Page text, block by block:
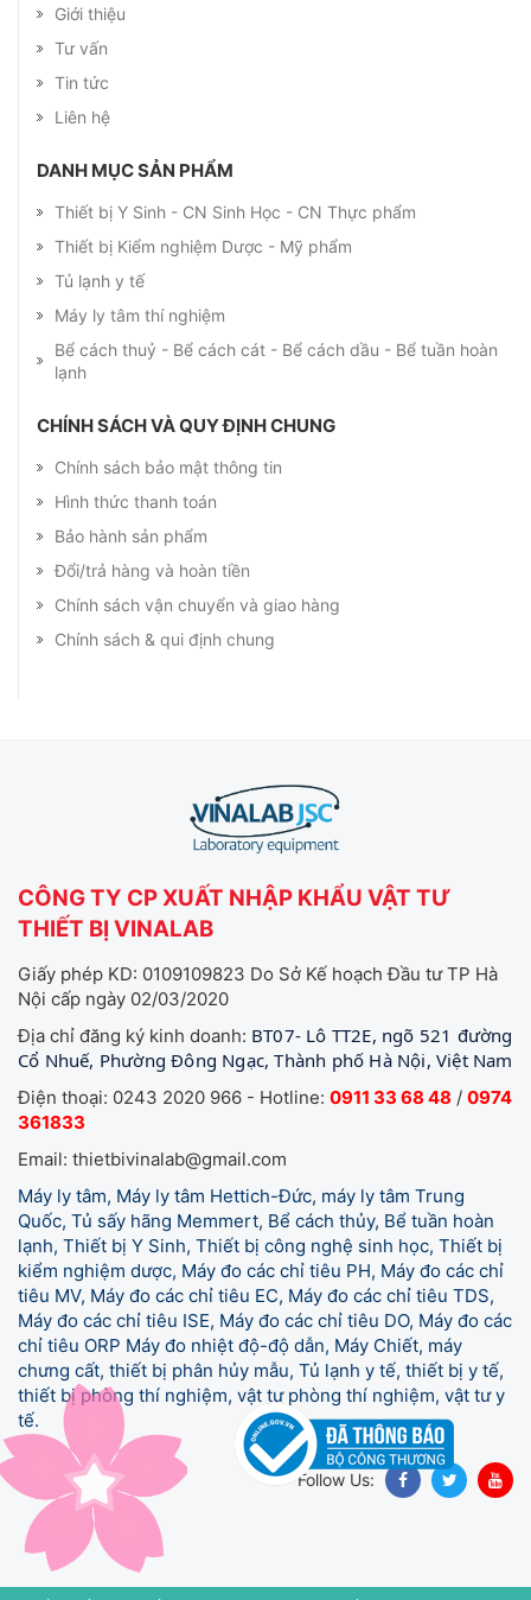
Giới thiệu
Tư vấn
Tin tức
Liên hệ
DANH MỤC SẢN PHẨM
Thiết bị Y Sinh - CN Sinh Học - CN Thực phẩm
Thiết bị Kiểm nghiệm Dược - Mỹ phẩm
Tủ lạnh y tế
Máy ly tâm thí nghiệm
Bể cách thuỷ - Bể cách cát - Bể cách dầu - Bể tuần hoàn
lạnh
CHÍNH SÁCH VÀ QUY ĐỊNH CHUNG
Chính sách bảo mật thông tin
Hình thức thanh toán
Bảo hành sản phẩm
Đổi/trả hàng và hoàn tiền
Chính sách vận chuyển và giao hàng
Chính sách & qui định chung
CÔNG TY CP XUẤT NHẬP KHẨU VẬT TƯ
THIẾT BỊ VINALAB
Giấy phép KD: 0109109823 Do Sở Kế hoạch Đầu tư TP Hà
Nội cấp ngày 02/03/2020
Địa chỉ đăng ký kinh doanh: BT07- Lô TT2E, ngõ 521 đường
Cổ Nhuế, Phường Đông Ngạc, Thành phố Hà Nội, Việt Nam
Điện thoại: 0243 2020 966 - Hotline: 0911 33 68 48 / 0974
361833
Email: thietbivinalab@gmail.com
Máy ly tâm, Máy ly tâm Hettich-Đức, máy ly tâm Trung
Quốc, Tủ sấy hãng Memmert, Bể cách thủy, Bể tuần hoàn
lạnh, Thiết bị Y Sinh, Thiết bị công nghệ sinh học, Thiết bị
kiểm nghiệm dược, Máy đo các chỉ tiêu PH, Máy đo các chỉ
tiêu MV, Máy đo các chỉ tiêu EC, Máy đo các chỉ tiêu TDS,
Máy đo các chỉ tiêu ISE, Máy đo các chỉ tiêu DO, Máy đo các
chỉ tiêu ORP Máy đo nhiệt độ-độ dẫn, Máy Chiết, máy
chưng cất, thiết bị phân hủy mẫu, Tủ lạnh y tế, thiết bị y tế,
thiết bị phòng thí nghiệm, vật tư phòng thí nghiệm, vật tư y
tế.
Follow Us: